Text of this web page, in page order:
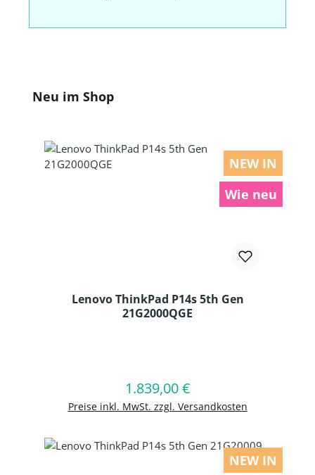
Produktgalerie überspringen
Neu im Shop
NEW IN
Wie neu
Lenovo ThinkPad P14s 5th Gen
21G2000QGE
Regulärer Preis:
1.839,00 €
Preise inkl. MwSt. zzgl. Versandkosten
In den Warenkorb
NEW IN